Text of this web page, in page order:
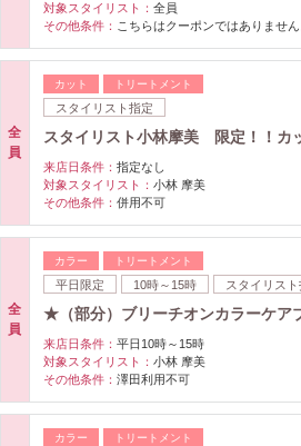
対象スタイリスト： 全員
その他条件： こちらはクーポンではありません
全
員
カット トリートメント
スタイリスト指定
スタイリスト小林摩美 限定！！
来店日条件： 指定なし
対象スタイリスト： 小林 摩美
その他条件： 併用不可
全
員
カラー トリートメント
平日限定 10時～15時 スタイリスト
★（部分）ブリーチオンカラーケア
来店日条件： 平日10時～15時
対象スタイリスト： 小林 摩美
その他条件： 澤田利用不可
カラー トリートメント